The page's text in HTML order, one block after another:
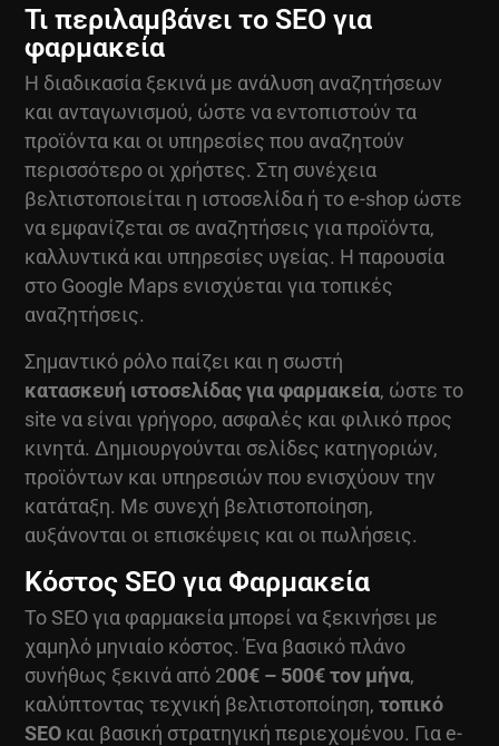
Τι περιλαμβάνει το SEO για
φαρμακεία
Η διαδικασία ξεκινά με ανάλυση αναζητήσεων
και ανταγωνισμού, ώστε να εντοπιστούν τα
προϊόντα και οι υπηρεσίες που αναζητούν
περισσότερο οι χρήστες. Στη συνέχεια
βελτιστοποιείται η ιστοσελίδα ή το e-shop ώστε
να εμφανίζεται σε αναζητήσεις για προϊόντα,
καλλυντικά και υπηρεσίες υγείας. Η παρουσία
στο Google Maps ενισχύεται για τοπικές
αναζητήσεις.
Σημαντικό ρόλο παίζει και η σωστή
κατασκευή ιστοσελίδας για φαρμακεία, ώστε το
site να είναι γρήγορο, ασφαλές και φιλικό προς
κινητά. Δημιουργούνται σελίδες κατηγοριών,
προϊόντων και υπηρεσιών που ενισχύουν την
κατάταξη. Με συνεχή βελτιστοποίηση,
αυξάνονται οι επισκέψεις και οι πωλήσεις.
Κόστος SEO για Φαρμακεία
Το SEO για φαρμακεία μπορεί να ξεκινήσει με
χαμηλό μηνιαίο κόστος. Ένα βασικό πλάνο
συνήθως ξεκινά από 200€ – 500€ τον μήνα,
καλύπτοντας τεχνική βελτιστοποίηση, τοπικό
SEO και βασική στρατηγική περιεχομένου. Για e-